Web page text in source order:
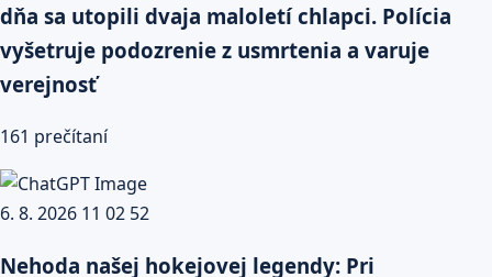
dňa sa utopili dvaja maloletí chlapci. Polícia
vyšetruje podozrenie z usmrtenia a varuje
verejnosť
161 prečítaní
Nehoda našej hokejovej legendy: Pri